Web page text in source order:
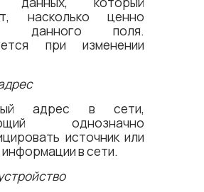
насколько ценно
данного поля.
при изменении
адрес в сети,
однозначно
источник или
в сети.